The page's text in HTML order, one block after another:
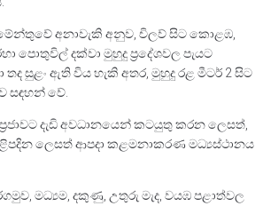
අනාවැකි අනුව, චිලව් සිට කොළඹ,
පොතුවිල් දක්වා මුහුදු ප්‍රදේශවල පැයට
සුළං ඇති විය හැකි අතර, මුහුදු රළ මීටර් 2 සිට
සඳහන් වේ.
දැඩි අවධානයෙන් කටයුතු කරන ලෙසත්,
ලෙසත් ආපදා කළමනාකරණ මධ්‍යස්ථානය
මධ්‍යම, දකුණු, උතුරු මැද, වයඹ පළාත්වල